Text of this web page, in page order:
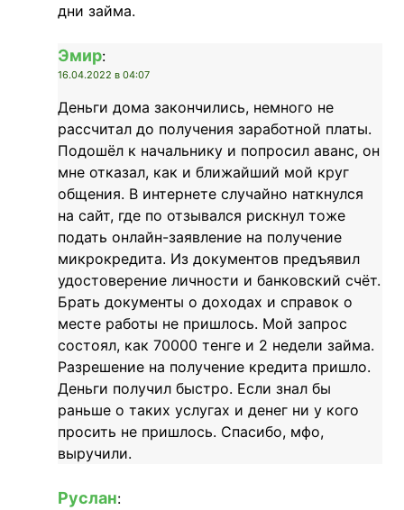
дни займа.
Эмир:
16.04.2022 в 04:07
Деньги дома закончились, немного не
рассчитал до получения заработной платы.
Подошёл к начальнику и попросил аванс, он
мне отказал, как и ближайший мой круг
общения. В интернете случайно наткнулся
на сайт, где по отзывался рискнул тоже
подать онлайн-заявление на получение
микрокредита. Из документов предъявил
удостоверение личности и банковский счёт.
Брать документы о доходах и справок о
месте работы не пришлось. Мой запрос
состоял, как 70000 тенге и 2 недели займа.
Разрешение на получение кредита пришло.
Деньги получил быстро. Если знал бы
раньше о таких услугах и денег ни у кого
просить не пришлось. Спасибо, мфо,
выручили.
Руслан: